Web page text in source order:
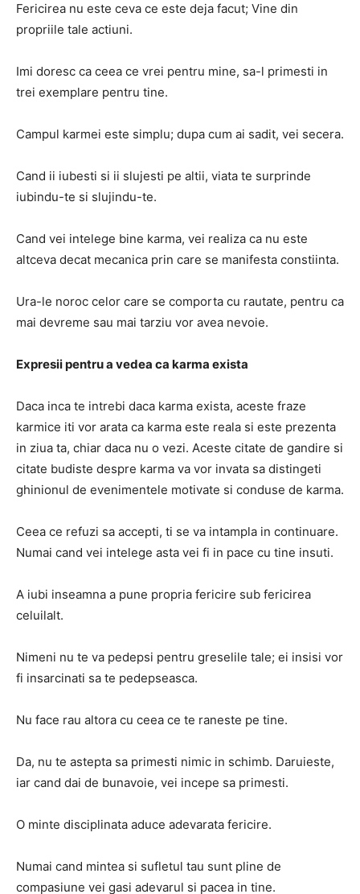
Fericirea nu este ceva ce este deja facut; Vine din
propriile tale actiuni.
Imi doresc ca ceea ce vrei pentru mine, sa-l primesti in
trei exemplare pentru tine.
Campul karmei este simplu; dupa cum ai sadit, vei secera.
Cand ii iubesti si ii slujesti pe altii, viata te surprinde
iubindu-te si slujindu-te.
Cand vei intelege bine karma, vei realiza ca nu este
altceva decat mecanica prin care se manifesta constiinta.
Ura-le noroc celor care se comporta cu rautate, pentru ca
mai devreme sau mai tarziu vor avea nevoie.
Expresii pentru a vedea ca karma exista
Daca inca te intrebi daca karma exista, aceste fraze
karmice iti vor arata ca karma este reala si este prezenta
in ziua ta, chiar daca nu o vezi. Aceste citate de gandire si
citate budiste despre karma va vor invata sa distingeti
ghinionul de evenimentele motivate si conduse de karma.
Ceea ce refuzi sa accepti, ti se va intampla in continuare.
Numai cand vei intelege asta vei fi in pace cu tine insuti.
A iubi inseamna a pune propria fericire sub fericirea
celuilalt.
Nimeni nu te va pedepsi pentru greselile tale; ei insisi vor
fi insarcinati sa te pedepseasca.
Nu face rau altora cu ceea ce te raneste pe tine.
Da, nu te astepta sa primesti nimic in schimb. Daruieste,
iar cand dai de bunavoie, vei incepe sa primesti.
O minte disciplinata aduce adevarata fericire.
Numai cand mintea si sufletul tau sunt pline de
compasiune vei gasi adevarul si pacea in tine.